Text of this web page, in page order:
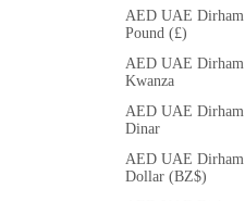
AED UAE Dirham
Pound (£)
AED UAE Dirham
Kwanza
AED UAE Dirham
Dinar
AED UAE Dirham
Dollar (BZ$)